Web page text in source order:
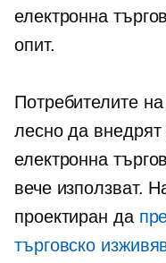
електронна
опит.
Потребителите
лесно да
електронна
вече използват.
проектиран да
търговско